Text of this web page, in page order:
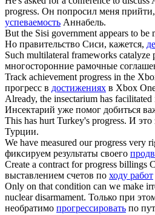
progress. Он попросил меня
успеваемость Аннабель.
But the Sisi government appears to be
Но правительство Сиси, кажется,
Such multilateral frameworks catalyze
многосторонние рамочные
Track achievementprogress in the
прогресс в достижениях в Xbox
Already, the insectarium has
Инсектарий уже помог добиться
This has hurt Turkey's progress. И это
Турции.
We have measured ourprogress very
фиксируем результаты своего
Create a contract forprogress billings
выставлением счетов по ходу работ
Only on that condition can we make
nuclear disarmament. Только при
необратимо прогрессировать по